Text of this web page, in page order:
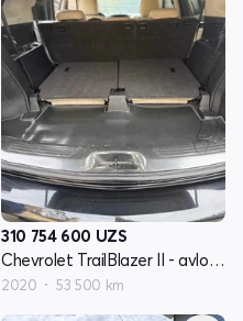
310 754 600 UZS
Chevrolet TrailBlazer II - avlod restyling
2020 53 500 km